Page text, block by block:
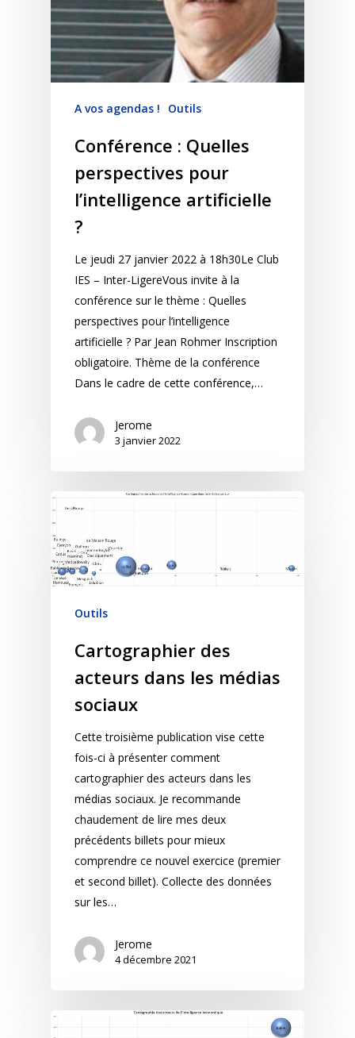
A vos agendas ! Outils
Conférence : Quelles
perspectives pour
l’intelligence artificielle
?
Le jeudi 27 janvier 2022 à 18h30Le Club
IES – Inter-LigereVous invite à la
conférence sur le thème : Quelles
perspectives pour l’intelligence
artificielle ? Par Jean Rohmer Inscription
obligatoire. Thème de la conférence
Dans le cadre de cette conférence,…
Jerome
3 janvier 2022
Outils
Cartographier des
acteurs dans les médias
sociaux
Cette troisième publication vise cette
fois-ci à présenter comment
cartographier des acteurs dans les
médias sociaux. Je recommande
chaudement de lire mes deux
précédents billets pour mieux
comprendre ce nouvel exercice (premier
et second billet). Collecte des données
sur les…
Jerome
4 décembre 2021